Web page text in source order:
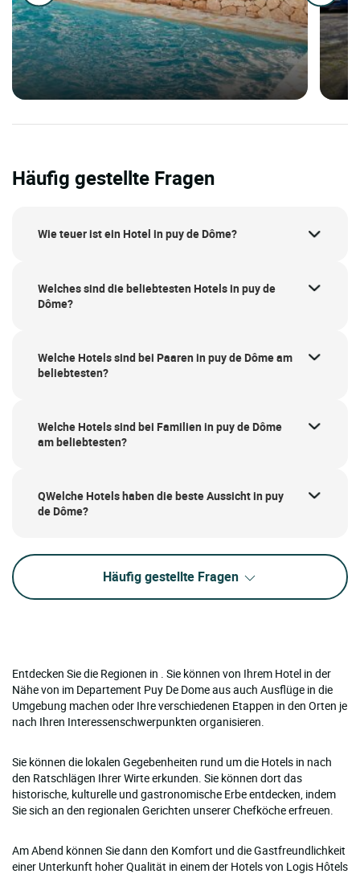
Häufig gestellte Fragen
Wie teuer ist ein Hotel in puy de Dôme?
Welches sind die beliebtesten Hotels in puy de
Dôme?
Welche Hotels sind bei Paaren in puy de Dôme am
beliebtesten?
Welche Hotels sind bei Familien in puy de Dôme
am beliebtesten?
QWelche Hotels haben die beste Aussicht in puy
de Dôme?
Häufig gestellte Fragen
Entdecken Sie die Regionen in . Sie können von Ihrem Hotel in der
Nähe von im Departement Puy De Dome aus auch Ausflüge in die
Umgebung machen oder Ihre verschiedenen Etappen in den Orten je
nach Ihren Interessenschwerpunkten organisieren.
Sie können die lokalen Gegebenheiten rund um die Hotels in nach
den Ratschlägen Ihrer Wirte erkunden. Sie können dort das
historische, kulturelle und gastronomische Erbe entdecken, indem
Sie sich an den regionalen Gerichten unserer Chefköche erfreuen.
Am Abend können Sie dann den Komfort und die Gastfreundlichkeit
einer Unterkunft hoher Qualität in einem der Hotels von Logis Hôtels